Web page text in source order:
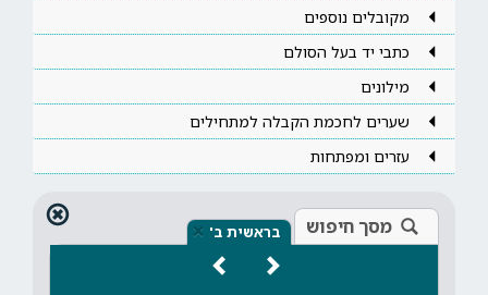
מקובלים נוספים
כתבי יד בעל הסולם
מילונים
שערים לחכמת הקבלה למתחילים
עזרים ומפתחות
מסך חיפוש בראשית ב' ×